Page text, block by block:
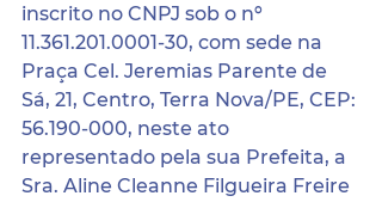
inscrito no CNPJ sob o nº
11.361.201.0001-30, com sede na
Praça Cel. Jeremias Parente de
Sá, 21, Centro, Terra Nova/PE, CEP:
56.190-000, neste ato
representado pela sua Prefeita, a
Sra. Aline Cleanne Filgueira Freire